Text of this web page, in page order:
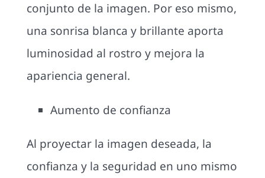
conjunto de la imagen. Por eso mismo,
una sonrisa blanca y brillante aporta
luminosidad al rostro y mejora la
apariencia general.
Aumento de confianza
Al proyectar la imagen deseada, la
confianza y la seguridad en uno mismo